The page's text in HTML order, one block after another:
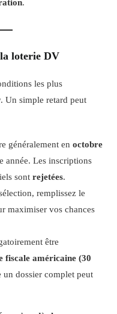
.
loterie DV
les plus
Un simple retard peut
généralement enoctobre
année. Les inscriptions
sontrejetées.
remplissez le
maximiser vos chances
être
fiscale américaine (30
un dossier complet peut